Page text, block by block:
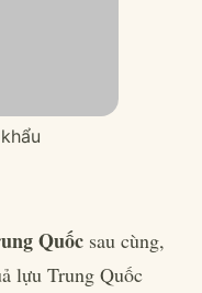
Quốc sau cùng,
lựu Trung Quốc